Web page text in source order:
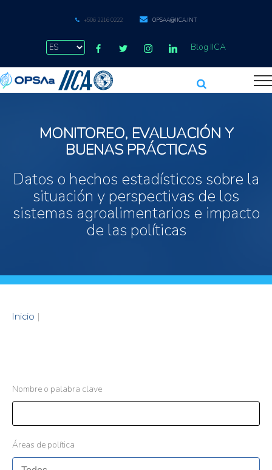
+506 2216 0222 OPSAA@IICA.INT
Blog IICA
MONITOREO, EVALUACIÓN Y
BUENAS PRÁCTICAS
Datos o hechos estadísticos sobre la
situación y perspectivas de los
sistemas agroalimentarios e impacto
de las políticas
Inicio |
Nombre o palabra clave
Áreas de política